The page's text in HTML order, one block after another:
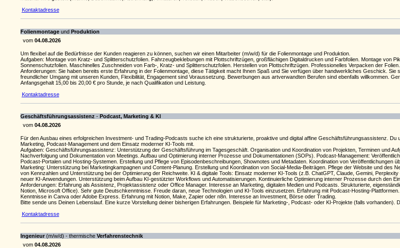
Kontaktadresse
Folienmontageund Produktion
vom 04.08.2026
Um flexibel auf die Bedürfnisse der Kunden reagieren zu können, suchen wir einen Mitarbeiter (m/w/d) für die Folienmontage und Produktion.
Aufgaben: Montage von Kratz- und Splitterschutzfolien. Fahrzeugbeklebungen mit Plottschriftzügen, großflächigen Digitaldrucken und Farbfolien. Montage von
Sonnenschutzfolien. Maschinelles Zuschneiden von Farb-, Kratz- und Splitterschutzfolien. Herstellen von Plottschriftzügen. Professionelles Verpacken der
Anforderungen: Sie haben bereits erste Erfahrung in der Folienmontage, diese Tätigkeit macht Ihnen Spaß und Sie verfügen über handwerkliches Geschick.
freundlicher Umgang mit unseren Kunden, Flexibilität, Engagement sind Voraussetzung. Bewerbungen aus artverwandten Berufen sind ebenfalls willkommen.
Anfangsgehalt 15,00 bis 20,00 € pro Stunde, je nach Qualifikation und Leistung.
Kontaktadresse
Geschäftsführungsassistenz - Podcast, Marketing & KI
vom 04.08.2026
Für den Ausbau eines erfolgreichen Investment- und Trading-Podcasts suche ich eine strukturierte, proaktive und digital affine Geschäftsführungsassistenz.
Marketing, Podcast-Management und dem Einsatz moderner KI-Tools mit.
Aufgaben: Geschäftsführungsassistenz: Unterstützung der Geschäftsführung im Tagesgeschäft. Organisation und Koordination von Projekten, Terminen und
Nachverfolgung und Dokumentation von Meetings. Aufbau und Optimierung interner Prozesse und Dokumentationen (SOPs). Podcast-Management:
Podcast-Portalen und Hosting-Systemen. Erstellung und Pflege von Episodenbeschreibungen, Shownotes und Metadaten. Koordination von Veröffentlichungen
Marketing: Unterstützung bei Marketingkampagnen und Content-Planung. Erstellung und Koordination von Social-Media-Beiträgen. Pflege der Website und des
von Kennzahlen und Unterstützung bei der Optimierung der Reichweite. KI & digitale Tools: Einsatz moderner KI-Tools (z.B. ChatGPT, Claude, Gemini,
neuer KI-Anwendungen. Unterstützung beim Aufbau KI-gestützter Workflows und Automatisierungen. Kontinuierliche Optimierung interner Prozesse durch den
Anforderungen: Erfahrung als Assistenz, Projektassistenz oder Office Manager. Interesse an Marketing, digitalen Medien und Podcasts. Strukturierte,
Notion, Microsoft Office). Sehr gute Deutschkenntnisse. Freude daran, neue Technologien und KI-Tools einzusetzen. Erfahrung mit Podcast-Hosting-
Kenntnisse in Canva oder Adobe Express. Erfahrung mit Notion, Make, Zapier oder n8n. Interesse an Investment, Börse oder Trading.
Bitte sende uns Deinen Lebenslauf. Eine kurze Vorstellung deiner bisherigen Erfahrungen. Beispiele für Marketing-, Podcast- oder KI-Projekte (falls vorhanden).
Kontaktadresse
Ingenieur(m/w/d) - thermische Verfahrenstechnik
vom 04.08.2026